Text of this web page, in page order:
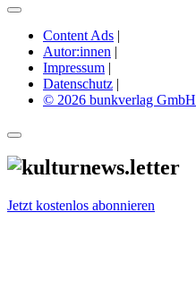
Content Ads |
Autor:innen |
Impressum |
Datenschutz |
© 2026 bunkverlag GmbH
Jetzt kostenlos abonnieren